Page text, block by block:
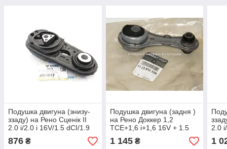
Подушка двигуна (знизу-
ззаду) на Рено Сценік II
2.0 i/2.0 i 16V/1.5 dCI/1.9
dCI (2003>) Ucel (Франція)
10728
876 ₴
Подушка двигуна (задня )
на Рено Доккер 1,2
TCE+1,6 i+1,6 16V + 1.5
dCi RENAULT (Оригінал)
112381035R
1 145₴
2.0
dCI
1